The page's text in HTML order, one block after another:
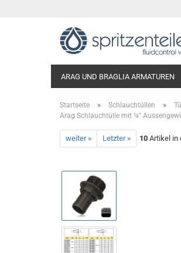
ARAG UND BRAGLIA ARMATUREN
Startseite » Schlauchtüllen »
Arag Schlauchtülle mit ¼"
weiter » Letzter » 10 Artikel in